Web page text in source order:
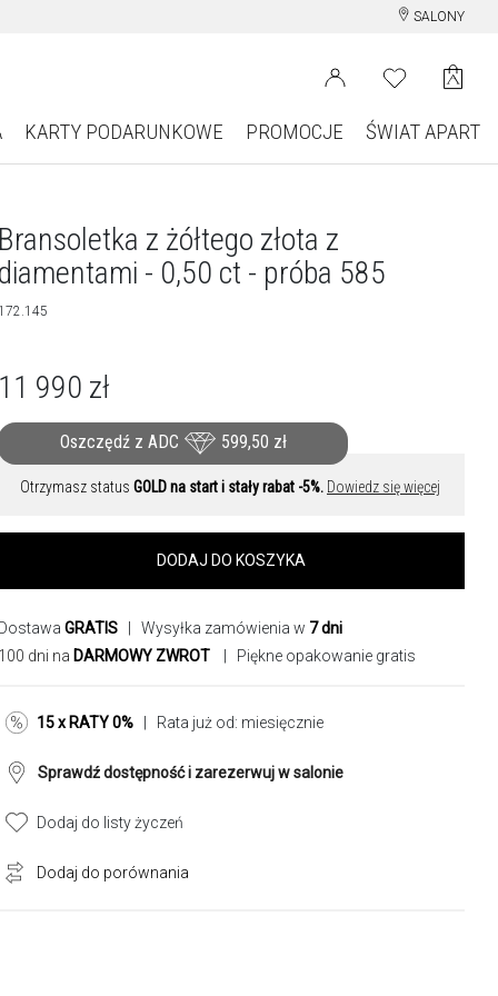
SALONY
KARTY PODARUNKOWE PROMOCJE ŚWIAT APART
z żółtego złota z
- 0,50 ct - próba 585
990 zł
Oszczędź z ADC 599,50 zł
Otrzymasz status GOLD na start i stały rabat -5%. Dowiedz się więcej
DODAJ DO KOSZYKA
GRATIS | Wysyłka zamówienia w 7 dni
dni na DARMOWY ZWROT | Piękne opakowanie gratis
15 x RATY 0% | Rata już od: miesięcznie
Sprawdź dostępność i zarezerwuj w salonie
Dodaj do listy życzeń
Dodaj do porównania